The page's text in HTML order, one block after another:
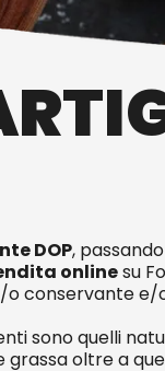
DOP,
onlinesu
o conservante e/
sono quelli
oltre a